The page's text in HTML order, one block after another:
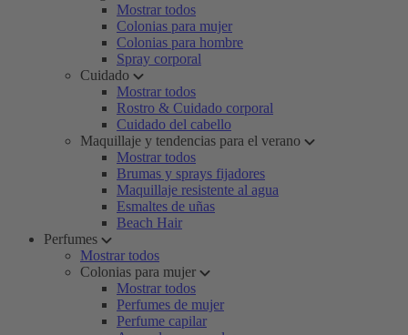
Mostrar todos
Colonias para mujer
Colonias para hombre
Spray corporal
Cuidado
Mostrar todos
Rostro & Cuidado corporal
Cuidado del cabello
Maquillaje y tendencias para el verano
Mostrar todos
Brumas y sprays fijadores
Maquillaje resistente al agua
Esmaltes de uñas
Beach Hair
Perfumes
Mostrar todos
Colonias para mujer
Mostrar todos
Perfumes de mujer
Perfume capilar